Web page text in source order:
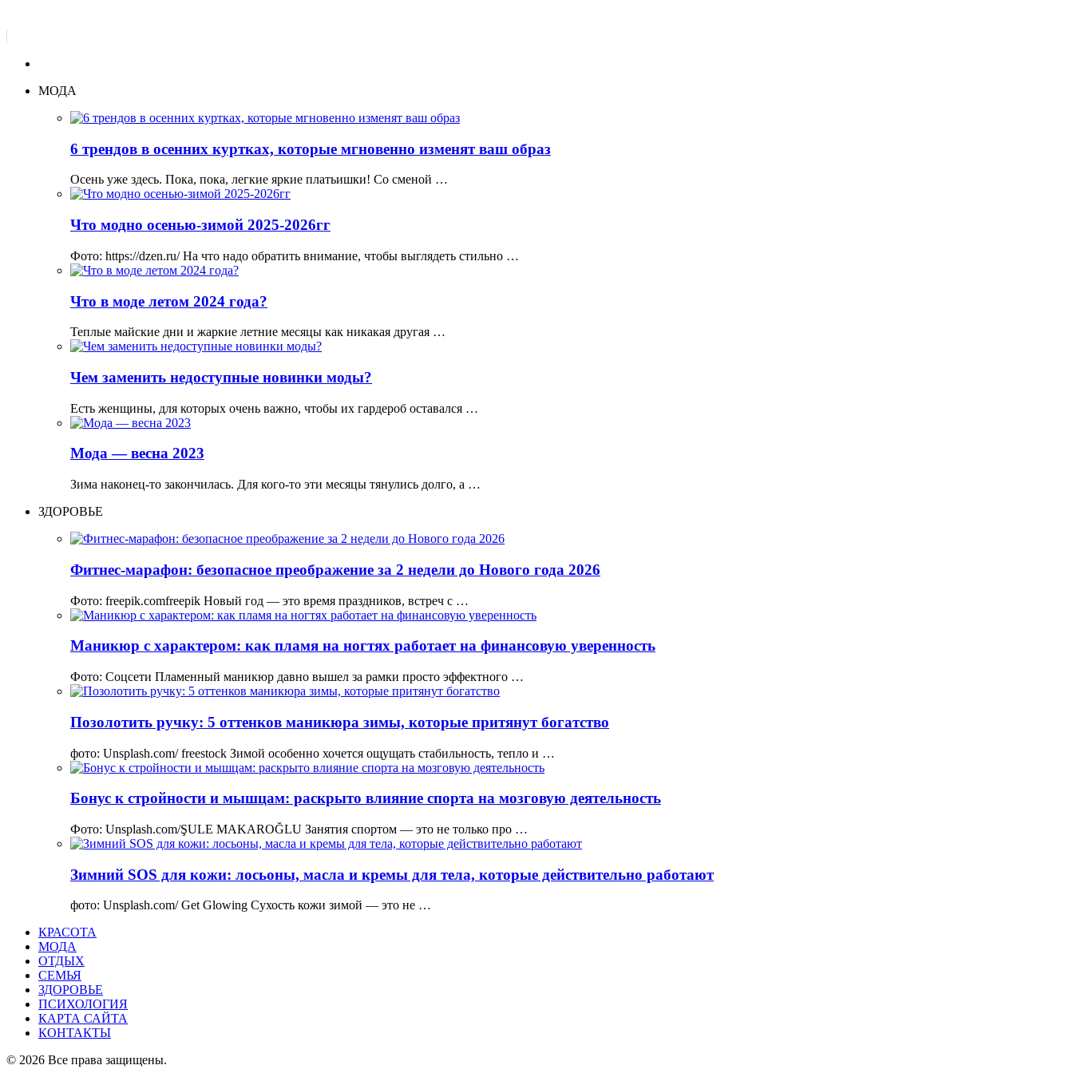
МОДА
6 трендов в осенних куртках, которые мгновенно изменят ваш образ
Осень уже здесь. Пока, пока, легкие яркие платьишки! Со сменой …
Что модно осенью-зимой 2025-2026гг
Фото: https://dzen.ru/ На что надо обратить внимание, чтобы выглядеть стильно …
Что в моде летом 2024 года?
Теплые майские дни и жаркие летние месяцы как никакая другая …
Чем заменить недоступные новинки моды?
Есть женщины, для которых очень важно, чтобы их гардероб оставался …
Мода — весна 2023
Зима наконец-то закончилась. Для кого-то эти месяцы тянулись долго, а …
ЗДОРОВЬЕ
Фитнес-марафон: безопасное преображение за 2 недели до Нового года 2026
Фото: freepik.comfreepik Новый год — это время праздников, встреч с …
Маникюр с характером: как пламя на ногтях работает на финансовую уверенность
Фото: Соцсети Пламенный маникюр давно вышел за рамки просто эффектного …
Позолотить ручку: 5 оттенков маникюра зимы, которые притянут богатство
фото: Unsplash.com/ freestock Зимой особенно хочется ощущать стабильность, тепло и …
Бонус к стройности и мышцам: раскрыто влияние спорта на мозговую деятельность
Фото: Unsplash.com/ŞULE MAKAROĞLU Занятия спортом — это не только про …
Зимний SOS для кожи: лосьоны, масла и кремы для тела, которые действительно работают
фото: Unsplash.com/ Get Glowing Сухость кожи зимой — это не …
КРАСОТА
МОДА
ОТДЫХ
СЕМЬЯ
ЗДОРОВЬЕ
ПСИХОЛОГИЯ
КАРТА САЙТА
КОНТАКТЫ
© 2026 Все права защищены.